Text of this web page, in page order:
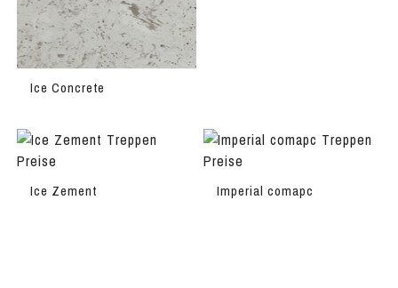
Ice Concrete
Ice Zement Imperial comapc